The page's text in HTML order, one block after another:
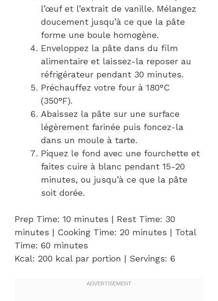
l’œuf et l’extrait de vanille. Mélangez
doucement jusqu’à ce que la pâte
forme une boule homogène.
Enveloppez la pâte dans du film
alimentaire et laissez-la reposer au
réfrigérateur pendant 30 minutes.
Préchauffez votre four à 180°C
(350°F).
Abaissez la pâte sur une surface
légèrement farinée puis foncez-la
dans un moule à tarte.
Piquez le fond avec une fourchette et
faites cuire à blanc pendant 15-20
minutes, ou jusqu’à ce que la pâte
soit dorée.
Prep Time: 10 minutes | Rest Time: 30
minutes | Cooking Time: 20 minutes | Total
Time: 60 minutes
Kcal: 200 kcal par portion | Servings: 6